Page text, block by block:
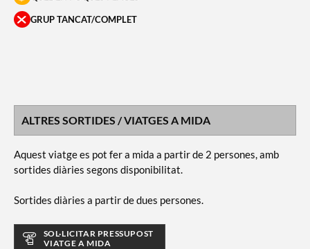
GRUP TANCAT/COMPLET
ALTRES SORTIDES / VIATGES A MIDA
Aquest viatge es pot fer a mida a partir de 2 persones, amb
sortides diàries segons disponibilitat.
Sortides diàries a partir de dues persones.
SOL·LICITAR PRESSUPOST
VIATGE A MIDA